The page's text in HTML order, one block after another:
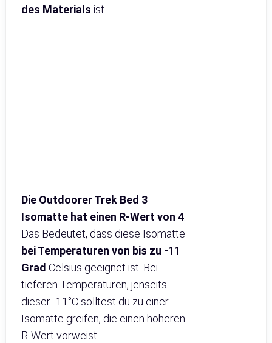
des Materials ist.
Die Outdoorer Trek Bed 3
Isomatte hat einen R-Wert von 4
Das Bedeutet, dass diese Isomatte
bei Temperaturen von bis zu -11
Grad Celsius geeignet ist. Bei
tieferen Temperaturen, jenseits
dieser -11°C solltest du zu einer
Isomatte greifen, die einen höheren
R-Wert vorweist.